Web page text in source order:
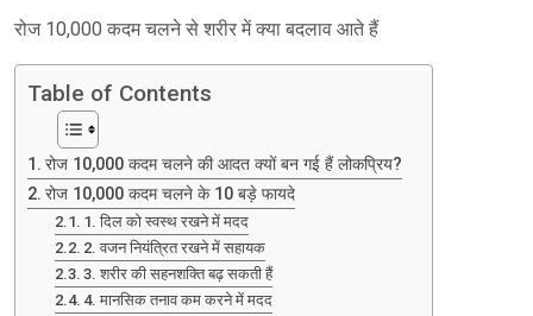
रोज 10,000 कदम चलने से शरीर में क्या बदलाव आते हैं
Table of Contents
रोज 10,000 कदम चलने की आदत क्यों बन गई हैं लोकप्रिय?
रोज 10,000 कदम चलने के 10 बड़े फायदे
1. दिल को स्वस्थ रखने में मदद
2. वजन नियंत्रित रखने में सहायक
3. शरीर की सहनशक्ति बढ़ सकती हैं
4. मानसिक तनाव कम करने में मदद